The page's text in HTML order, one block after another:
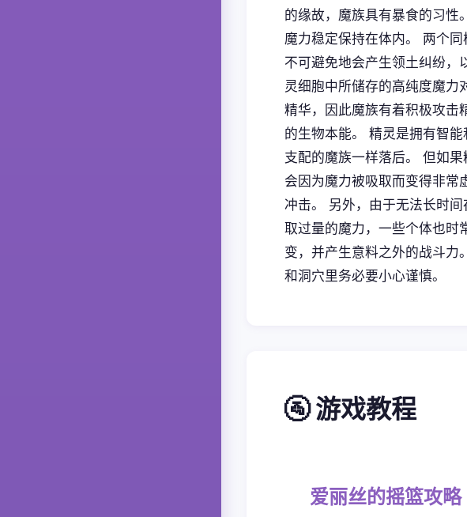
的缘故，魔族具有暴食的习性
魔力稳定保持在体内。 两个同
不可避免地会产生领土纠纷，
灵细胞中所储存的高纯度魔力
精华，因此魔族有着积极攻击
的生物本能。 精灵是拥有智
支配的魔族一样落后。 但如
会因为魔力被吸取而变得非常
冲击。 另外，由于无法长时
取过量的魔力，一些个体也时
变，并产生意料之外的战斗力
和洞穴里务必要小心谨慎。
🚰 游戏教程
爱丽丝的摇篮攻略